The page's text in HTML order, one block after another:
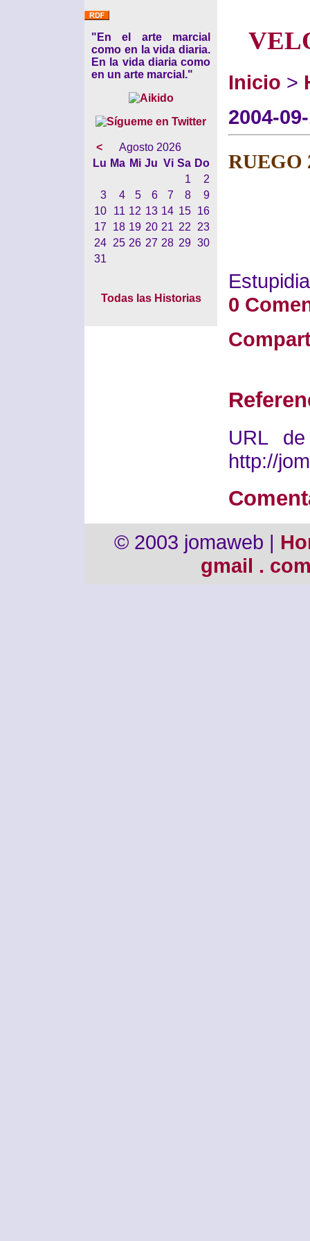
"En el arte marcial
como en la vida diaria.
En la vida diaria como
en un arte marcial."
<
Agosto 2026
Lu Ma Mi Ju Vi Sa Do
1
2
3
4 5 6 7 8
9
10
11 12 13 14 15
16
17
18 19 20 21 22
23
24
25 26 27 28 29 30
31
Todas las Historias
Inicio >
2004-
RUEGO
0
URL
http://
© 2003 jomaweb |
gmail .